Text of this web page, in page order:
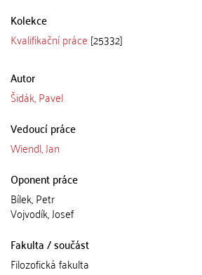
Kolekce
Kvalifikační práce [25332]
Autor
Šidák, Pavel
Vedoucí práce
Wiendl, Jan
Oponent práce
Bílek, Petr
Vojvodík, Josef
Fakulta / součást
Filozofická fakulta